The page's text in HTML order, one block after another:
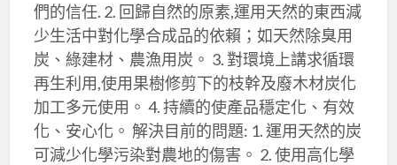
們的信任. 2. 回歸自然的原素,運用天然的東西減
少生活中對化學合成品的依賴；如天然除臭用
炭、綠建材、農漁用炭。 3. 對環境上講求循環
再生利用,使用果樹修剪下的枝幹及廢木材炭化
加工多元使用。 4. 持續的使產品穩定化、有效
化、安心化。 解決目前的問題: 1. 運用天然的炭
可減少化學污染對農地的傷害。 2. 使用高化學